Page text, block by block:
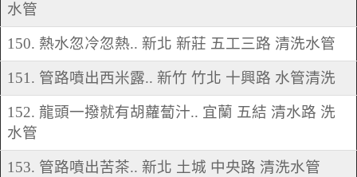
水管
150. 熱水忽冷忽熱.. 新北 新莊 五工三路 清洗水管
151. 管路噴出西米露.. 新竹 竹北 十興路 水管清洗
152. 龍頭一撥就有胡蘿蔔汁.. 宜蘭 五結 清水路 洗
水管
153. 管路噴出苦茶.. 新北 土城 中央路 清洗水管